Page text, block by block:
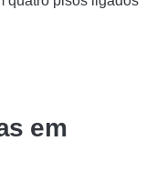
em